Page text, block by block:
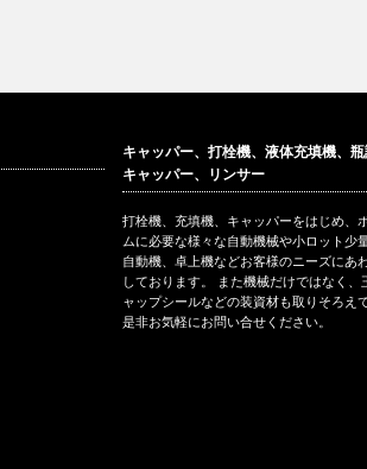
キャッパー、打栓機、液体充填機、
キャッパー、リンサー
打栓機、充填機、キャッパーをはじめ、
ムに必要な様々な自動機械や小ロット少
自動機、卓上機などお客様のニーズにあ
しております。 また機械だけではなく、
ャップシールなどの装資材も取りそろえ
是非お気軽にお問い合せください。